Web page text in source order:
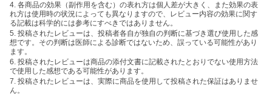
4. 各商品の効果（副作用を含む）の表れ方は個人差が大きく、また効果の表
れ方は使用時の状況によっても異なりますので、レビュー内容の効果に関す
る記載は科学的には参考にすべきではありません。
5. 投稿されたレビューは、投稿者各自が独自の判断に基づき選び使用した感
想です。その判断は医師による診断ではないため、誤っている可能性があり
ます。
6. 投稿されたレビューは商品の添付文書に記載されたとおりでない使用方法
で使用した感想である可能性があります。
7. 投稿されたレビューは、実際に商品を使用して投稿された保証はありませ
ん。